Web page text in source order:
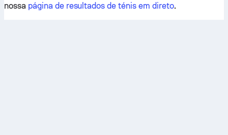
nossa página de resultados de ténis em direto.